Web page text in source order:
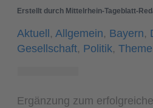
Erstellt durch Mittelrhein-Tageblatt-
Aktuell,Allgemein, Bayern,
Gesellschaft, Politik,
Ergänzung zum